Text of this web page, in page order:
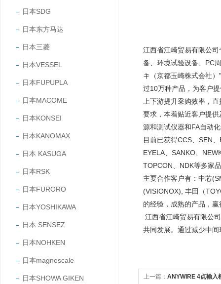
日本SDG
日本东方马达
日本三菱
日本VESSEL
日本FUPUPLA
日本MACOME
日本KONSEI
日本KANOMAX
日本 KASUGA
日本RSK
日本FURORO
日本YOSHIKAWA
日本 SENSEZ
日本NOHKEN
日本magnescale
日本SHOWA GIKEN
江西省江崎贸易有限公
备、环境试验设备、PC
キ（京都玉崎株式会社
过10万种产品，为客户
上下游提升采购效率，
要求，本着贴近客户提
源和测试仪器和FA自动
目前已获得CCS、SEN
EYELA、SANKO、
TOPCON、NDK等多家
主要合作客户有：中芯
(VISIONOX), 丰田（
的经验，成熟的产品，
江西省江崎贸易有限公
共同发展。通过减少中
上一篇： ANYWIRE 4点输入